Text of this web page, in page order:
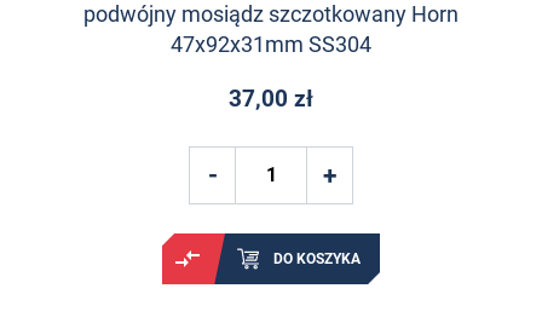
podwójny mosiądz szczotkowany Horn
47x92x31mm SS304
37,00 zł
DO KOSZYKA